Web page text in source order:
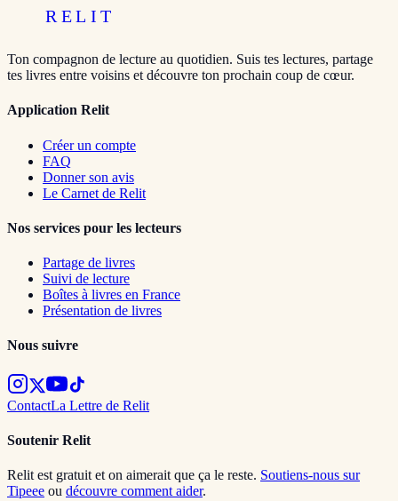
RELIT
Ton compagnon de lecture au quotidien. Suis tes lectures, partage
tes livres entre voisins et découvre ton prochain coup de cœur.
Application Relit
Créer un compte
FAQ
Donner son avis
Le Carnet de Relit
Nos services pour les lecteurs
Partage de livres
Suivi de lecture
Boîtes à livres en France
Présentation de livres
Nous suivre
ContactLa Lettre de Relit
Soutenir Relit
Relit est gratuit et on aimerait que ça le reste. Soutiens-nous sur
Tipeee ou découvre comment aider.